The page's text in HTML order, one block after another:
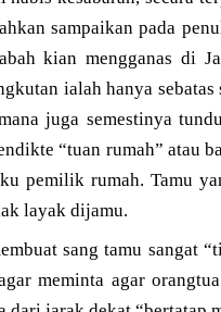
sampaikan pada
kian mengganas di
ialah hanya sebatas
juga semestinya
“tuan rumah” atau
pemilik rumah. Tamu
layak dijamu.
sang tamu sangat
meminta agar